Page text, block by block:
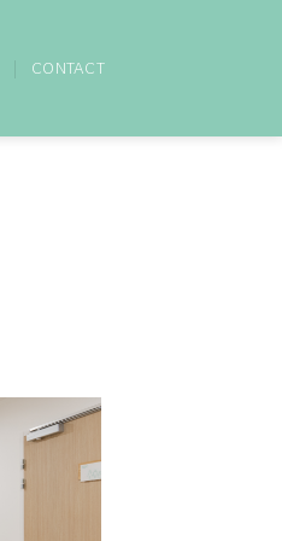
CONTACT